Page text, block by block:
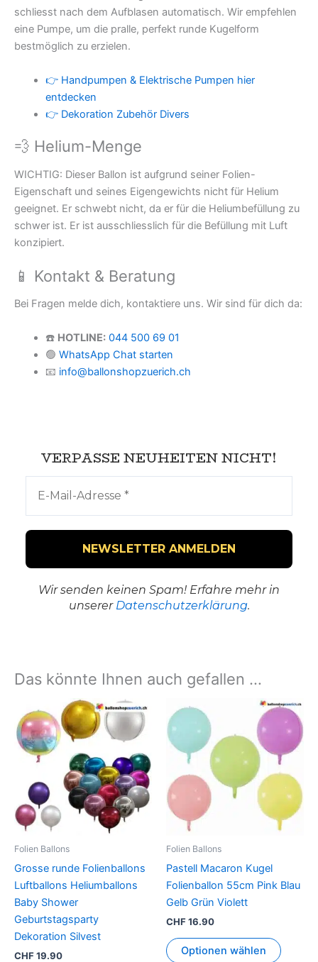
schliesst nach dem Aufblasen automatisch. Wir empfehlen
eine Pumpe, um die pralle, perfekt runde Kugelform
bestmöglich zu erzielen.
👉 Handpumpen & Elektrische Pumpen hier
entdecken
👉 Dekoration Zubehör Divers
💨 Helium-Menge
WICHTIG: Dieser Ballon ist aufgrund seiner Folien-
Eigenschaft und seines Eigengewichts nicht für Helium
geeignet. Er schwebt nicht, da er für die Heliumbefüllung zu
schwer ist. Er ist ausschliesslich für die Befüllung mit Luft
konzipiert.
📱 Kontakt & Beratung
Bei Fragen melde dich, kontaktiere uns. Wir sind für dich da:
☎️ HOTLINE: 044 500 69 01
🟢 WhatsApp Chat starten
📧 info@ballonshopzuerich.ch
VERPASSE NEUHEITEN NICHT!
Wir senden keinen Spam! Erfahre mehr in
unserer Datenschutzerklärung.
Das könnte Ihnen auch gefallen …
Folien Ballons
Grosse runde Folienballons
Luftballons Heliumballons
Baby Shower
Geburtstagsparty
Dekoration Silvest
CHF19.90
Dieses
Produkt
weist
mehrere
Varianten
auf.
Die
der
Produktseite
Folien Ballons
Pastell Macaron Kugel
Folienballon 55cm Pink Blau
Gelb Grün Violett
CHF16.90
Optionen wählen
Dieses
Produkt
weist
auf.
Die